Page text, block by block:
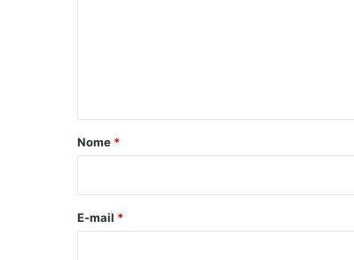
r
*
Nome *
E-mail *